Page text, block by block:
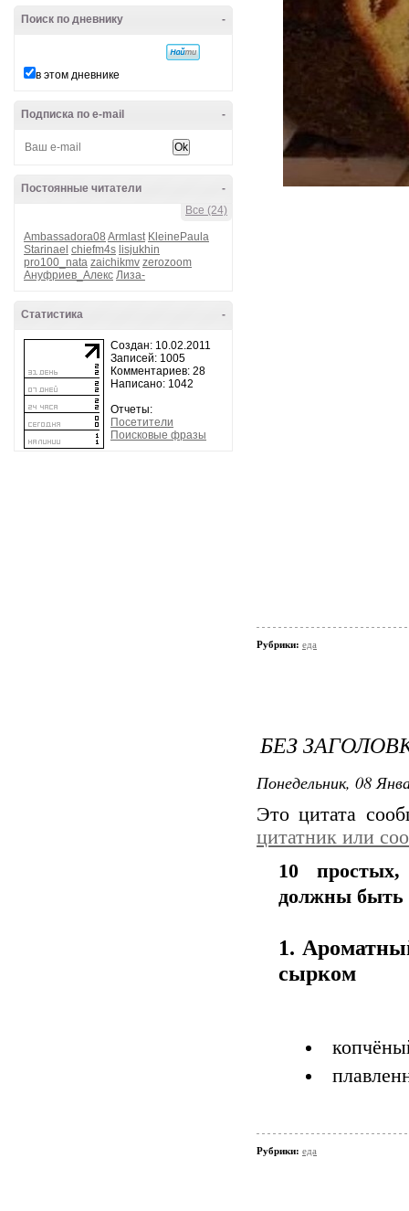
-
Поиск по дневнику
в этом дневнике
-
Подписка по e-mail
-
Постоянные читатели
Все (24)
Ambassadora08 Armlast KleinePaula
Starinael chiefm4s lisjukhin
pro100_nata zaichikmv zerozoom
Ануфриев_Алекс Лиза-
-
Статистика
Создан: 10.02.2011
Записей: 1005
Комментариев: 28
Написано: 1042
Отчеты:
Посетители
Поисковые фразы
Рубрики: еда
БЕЗ
Понедельник, 08
Это цитата
цитатник или
10
должны быть
1.
сырком
Рубрики: еда